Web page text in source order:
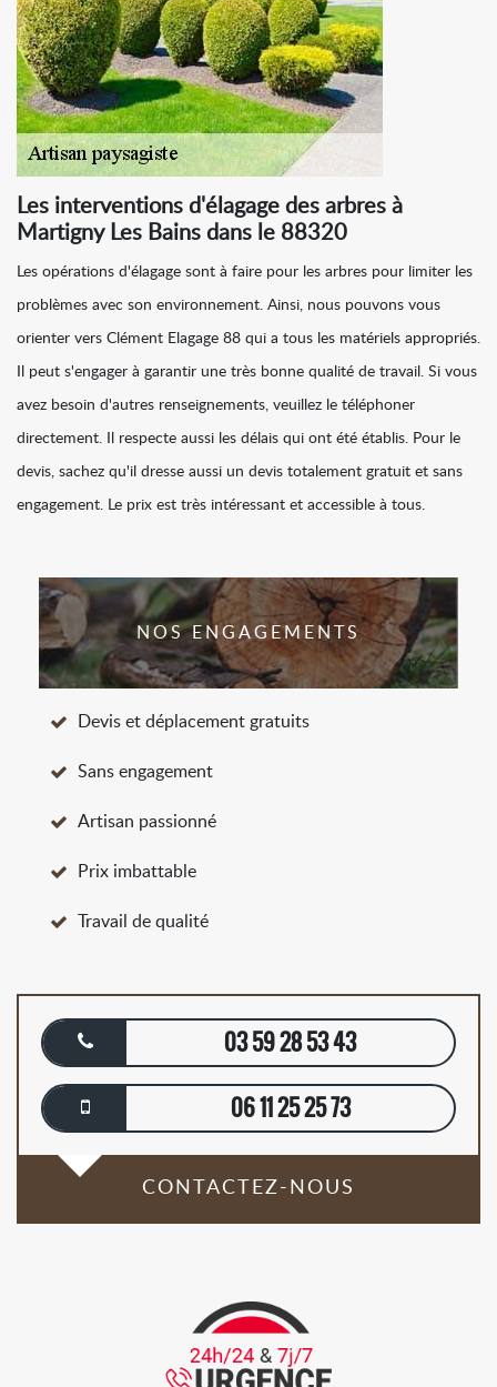
Les interventions d'élagage des arbres à
Martigny Les Bains dans le 88320
Les opérations d'élagage sont à faire pour les arbres pour limiter les
problèmes avec son environnement. Ainsi, nous pouvons vous
orienter vers Clément Elagage 88 qui a tous les matériels appropriés.
Il peut s'engager à garantir une très bonne qualité de travail. Si vous
avez besoin d'autres renseignements, veuillez le téléphoner
directement. Il respecte aussi les délais qui ont été établis. Pour le
devis, sachez qu'il dresse aussi un devis totalement gratuit et sans
engagement. Le prix est très intéressant et accessible à tous.
NOS ENGAGEMENTS
Devis et déplacement gratuits
Sans engagement
Artisan passionné
Prix imbattable
Travail de qualité
03 59 28 53 43
06 11 25 25 73
CONTACTEZ-NOUS